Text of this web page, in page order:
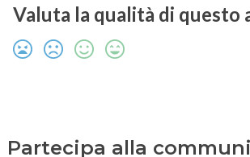
Valuta la qualità di questo
Partecipa alla